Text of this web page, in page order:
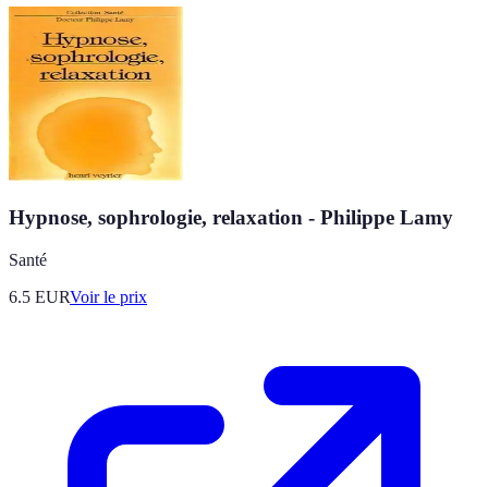
Hypnose, sophrologie, relaxation - Philippe Lamy
Santé
6.5 EURVoir le prix